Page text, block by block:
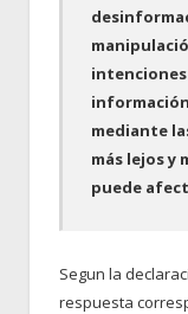
intenciones
mediante
más lejos y
puede
Segun la
respuesta